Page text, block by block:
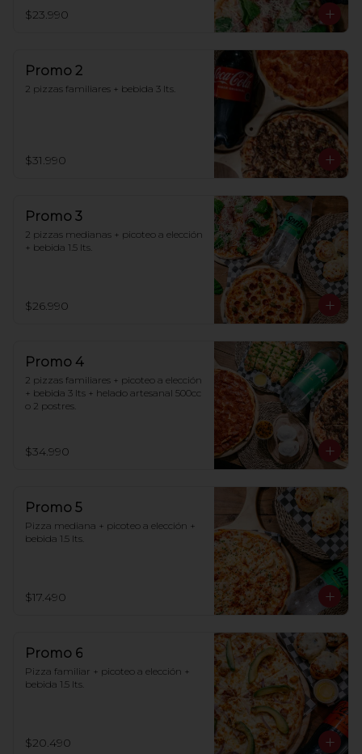
$23.990
Promo 2
2 pizzas familiares + bebida 3 lts.
$31.990
Promo 3
2 pizzas medianas + picoteo a elección
+ bebida 1.5 lts.
$26.990
Promo 4
2 pizzas familiares + picoteo a elección
+ bebida 3 lts + helado artesanal 500cc
o 2 postres.
$34.990
Promo 5
Pizza mediana + picoteo a elección +
bebida 1.5 lts.
$17.490
Promo 6
Pizza familiar + picoteo a elección +
bebida 1.5 lts.
$20.490